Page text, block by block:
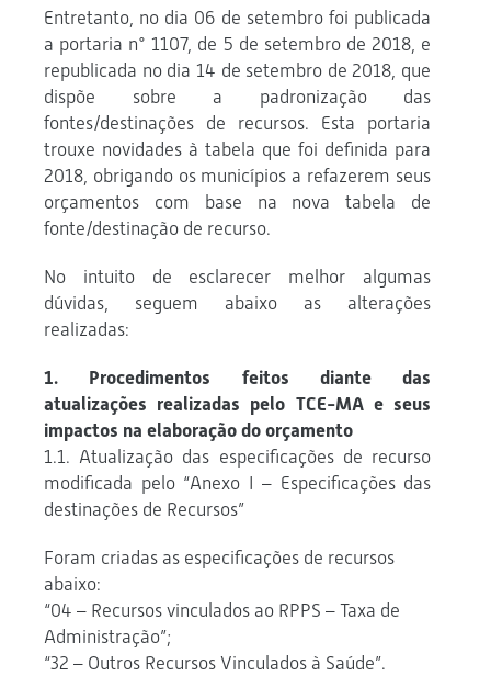
Entretanto, no dia 06 de setembro foi publicada
a portaria n° 1107, de 5 de setembro de 2018, e
republicada no dia 14 de setembro de 2018, que
dispõe sobre a padronização das
fontes/destinações de recursos. Esta portaria
trouxe novidades à tabela que foi definida para
2018, obrigando os municípios a refazerem seus
orçamentos com base na nova tabela de
fonte/destinação de recurso.
No intuito de esclarecer melhor algumas
dúvidas, seguem abaixo as alterações
realizadas:
1. Procedimentos feitos diante das
atualizações realizadas pelo TCE-MA e seus
impactos na elaboração do orçamento
1.1. Atualização das especificações de recurso
modificada pelo “Anexo I – Especificações das
destinações de Recursos”
Foram criadas as especificações de recursos
abaixo:
“04 – Recursos vinculados ao RPPS – Taxa de
Administração”;
“32 – Outros Recursos Vinculados à Saúde”.